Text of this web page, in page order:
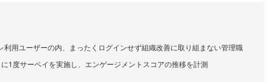
用ユーザーの内、まったくログインせず組織改善に取り組まない管理職
1度サーベイを実施し、エンゲージメントスコアの推移を計測